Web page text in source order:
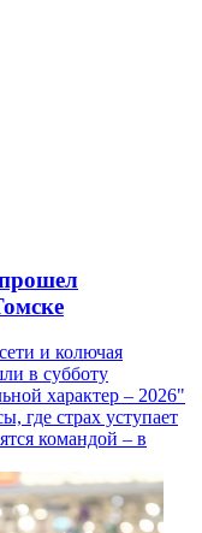
и колючая
в субботу
характер – 2026"
где страх уступает
командой – в